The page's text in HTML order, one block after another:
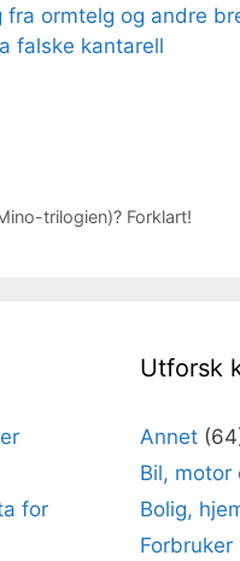
ormtelg og andre
falske kantarell
trilogien)? Forklart!
for
Utforsk
Annet
Bil, motor
Bolig,
Forbruker